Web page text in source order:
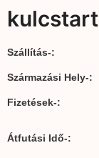
Szállítás-:
Származási Hely-:
Fizetések-:
Átfutási Idő-: